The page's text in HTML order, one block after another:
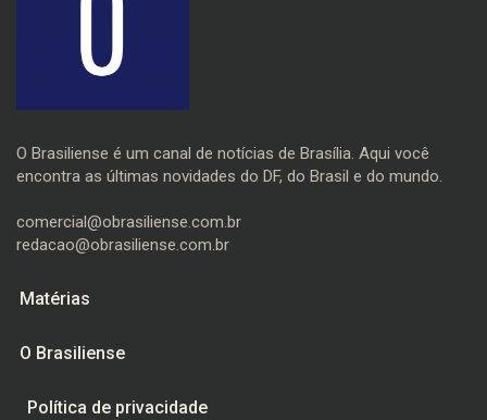
O Brasiliense é um canal de notícias de Brasília. Aqui você
encontra as últimas novidades do DF, do Brasil e do mundo.
comercial@obrasiliense.com.br
redacao@obrasiliense.com.br
Matérias
O Brasiliense
Política de privacidade